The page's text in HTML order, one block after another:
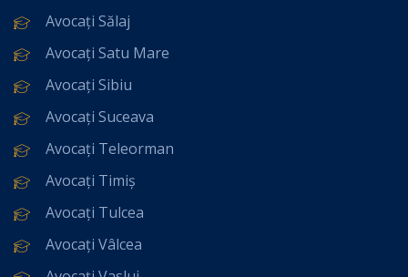
Avocați Sălaj
Avocați Satu Mare
Avocați Sibiu
Avocați Suceava
Avocați Teleorman
Avocați Timiș
Avocați Tulcea
Avocați Vâlcea